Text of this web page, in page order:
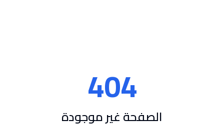
404
الصفحة غير موجودة